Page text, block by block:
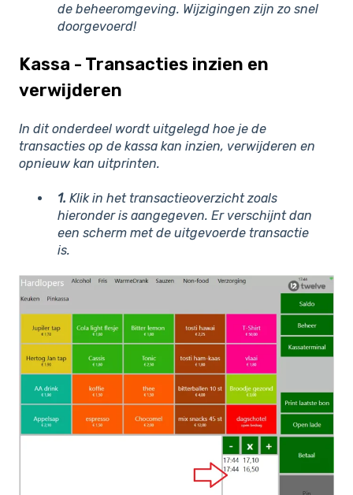
de beheeromgeving. Wijzigingen zijn zo snel
doorgevoerd!
Kassa - Transacties inzien en
verwijderen
In dit onderdeel wordt uitgelegd hoe je de
transacties op de kassa kan inzien, verwijderen en
opnieuw kan uitprinten.
1. Klik in het transactieoverzicht zoals
hieronder is aangegeven. Er verschijnt dan
een scherm met de uitgevoerde transactie
is.